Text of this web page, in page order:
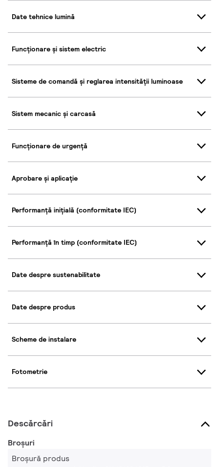
Date tehnice lumină
Funcționare și sistem electric
Sisteme de comandă și reglarea intensității luminoase
Sistem mecanic și carcasă
Funcționare de urgență
Aprobare și aplicație
Performanță inițială (conformitate IEC)
Performanță în timp (conformitate IEC)
Date despre sustenabilitate
Date despre produs
Scheme de instalare
Fotometrie
Descărcări
Broșuri
Broșură produs